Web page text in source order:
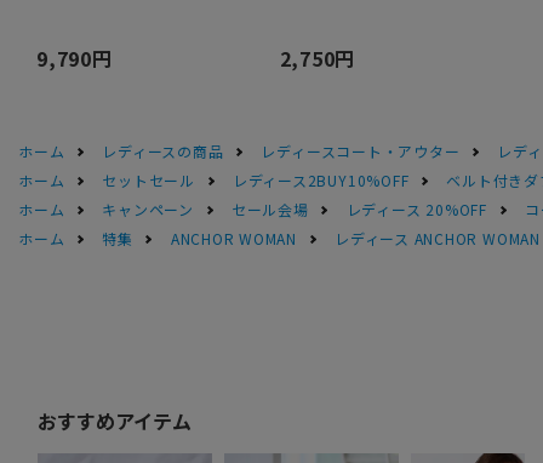
9,790円 2,750円
ホーム レディースの商品 レディースコート・アウター
レデ
ホーム
セットセール レディース2BUY10%OFF
ベルト付き
ホーム
キャンペーン セール会場 レディース 20%OFF
ホーム
特集 ANCHOR WOMAN レディース ANCHOR